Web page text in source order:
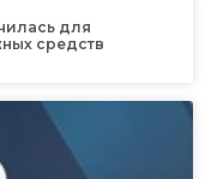
для
средств